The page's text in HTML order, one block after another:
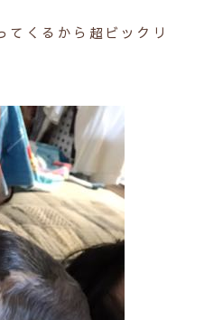
てくるから超ビックリ